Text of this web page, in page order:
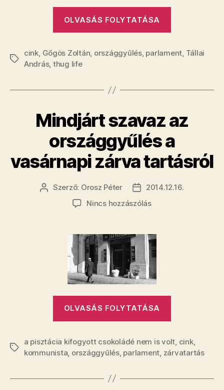
OLVASÁS FOLYTATÁSA
Címkék
cink, Gőgös Zoltán, országgyűlés, parlament, Tállai
András, thug life
Mindjárt szavaz az
országgyűlés a
vasárnapi zárva tartásról
Bejegyzés
szerzője
Szerző: Orosz Péter
Bejegyzés
dátuma
2014.12.16.
Nincs hozzászólása(z)
az
országgyűlés
a
vasárnapi
zárva
OLVASÁS FOLYTATÁSA
a
Címkék
a pisztácia kifogyott csokoládé nem is volt, cink,
kommunista, országgyűlés, parlament, zárvatartás